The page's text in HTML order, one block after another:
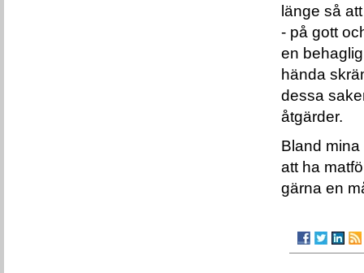
länge så
- på gott
en
hända
dessa
åtgärder.
Bland
att ha
gärna en